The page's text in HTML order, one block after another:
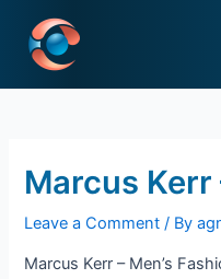
content
Marcus Kerr
Leave a Comment / By
Marcus Kerr – Men’s
navigation